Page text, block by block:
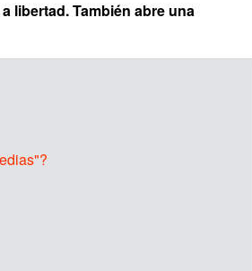
libertad. También abre una